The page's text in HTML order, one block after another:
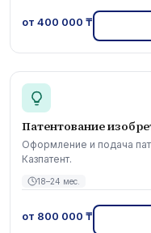
от 400 000 ₸
Патентование
Оформление и подача
Казпатент.
18–24 мес.
от 800 000 ₸